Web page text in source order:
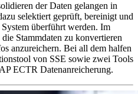
der Daten gelangen in
selektiert geprüft, bereinigt und
überführt werden. Im
Stammdaten zu konvertieren
anzureichern. Bei all dem halfen
von SSE sowie zwei Tools
ECTR Datenanreicherung.